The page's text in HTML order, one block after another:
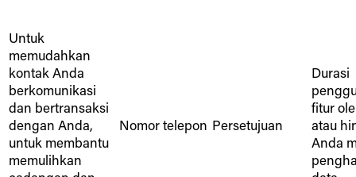
Untuk
memudahkan
kontak Anda
berkomunikasi
dan bertransaksi
dengan Anda,
untuk membantu
memulihkan
Nomor telepon Persetujuan
Durasi
fitur
atau
Anda